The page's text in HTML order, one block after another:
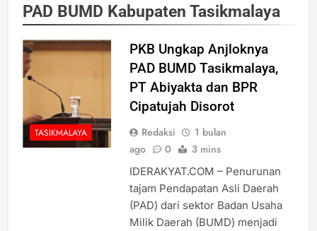
PAD BUMD Kabupaten Tasikmalaya
TASIKMALAYA
PKB Ungkap Anjloknya
PAD BUMD Tasikmalaya,
PT Abiyakta dan BPR
Cipatujah Disorot
Redaksi
1 bulan
ago
0 3 mins
IDERAKYAT.COM – Penurunan
tajam Pendapatan Asli Daerah
(PAD) dari sektor Badan Usaha
Milik Daerah (BUMD) menjadi